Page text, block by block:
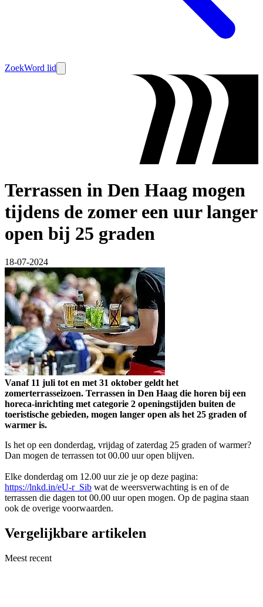
ZoekWord lid
Terrassen in Den Haag mogen
tijdens de zomer een uur langer
open bij 25 graden
18-07-2024
Vanaf 11 juli tot en met 31 oktober geldt het
zomerterrasseizoen. Terrassen in Den Haag die horen bij een
horeca-inrichting met categorie 2 openingstijden buiten de
toeristische gebieden, mogen langer open als het 25 graden of
warmer is.
Is het op een donderdag, vrijdag of zaterdag 25 graden of warmer?
Dan mogen de terrassen tot 00.00 uur open blijven.
Elke donderdag om 12.00 uur zie je op deze pagina:
https://lnkd.in/eU-r_Sib wat de weersverwachting is en of de
terrassen die dagen tot 00.00 uur open mogen. Op de pagina staan
ook de overige voorwaarden.
Vergelijkbare artikelen
Meest recent